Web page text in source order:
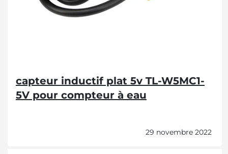
capteur inductif plat 5v TL-W5MC1-
5V pour compteur à eau
29 novembre 2022